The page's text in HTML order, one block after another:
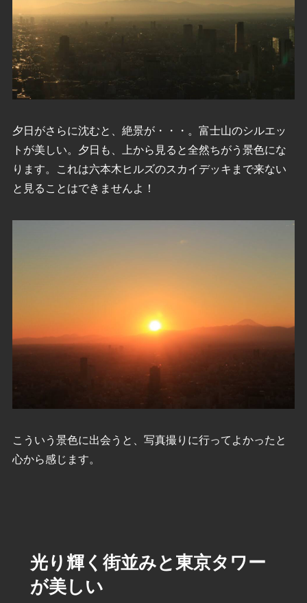
夕日がさらに沈むと、絶景が・・・。富士山のシルエッ
トが美しい。夕日も、上から見ると全然ちがう景色にな
ります。これは六本木ヒルズのスカイデッキまで来ない
と見ることはできませんよ！
こういう景色に出会うと、写真撮りに行ってよかったと
心から感じます。
光り輝く街並みと東京タワー
が美しい